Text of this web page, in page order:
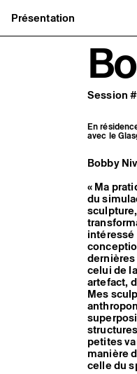
Présentation
À propos
Équipe et gouvernance
Partenaires et réseaux
Formation
Adhérer / nous soutenir
Rapports d'activité
Session
En
avec le
Bobby
« Ma
du
intéressé
dernières
celui de
artefact,
Mes
petites
manière
celle du